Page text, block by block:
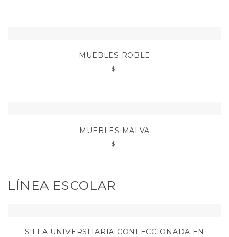
MUEBLES ROBLE
$1
MUEBLES MALVA
$1
LÍNEA ESCOLAR
SILLA UNIVERSITARIA CONFECCIONADA EN